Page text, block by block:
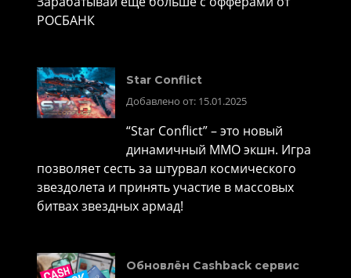
РОСБАНК
Star Conflict
Добавлено от: 15.01.2025
“Star Conflict” – это новый
динамичный MMO экшн. Игра
позволяет сесть за штурвал космического
звездолета и принять участие в массовых
битвах звездных армад!
Обновлён Cashback сервис